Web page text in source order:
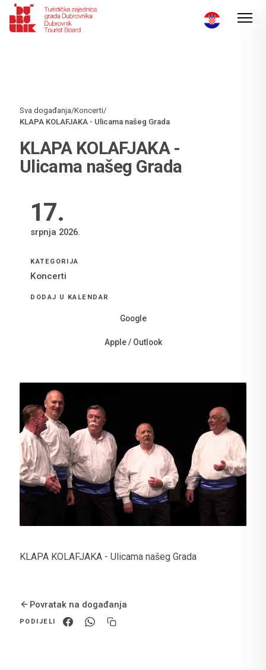
Sva događanja/Koncerti/
KLAPA KOLAFJAKA - Ulicama našeg Grada
KLAPA KOLAFJAKA -
Ulicama našeg Grada
17.
srpnja 2026.
KATEGORIJA
Koncerti
DODAJ U KALENDAR
Google
Apple / Outlook
KLAPA KOLAFJAKA - Ulicama našeg Grada
Povratak na događanja
PODIJELI